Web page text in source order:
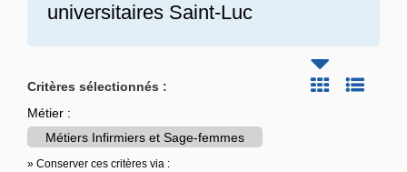
universitaires Saint-Luc
Critères sélectionnés :
Métier :
Métiers Infirmiers et Sage-femmes
» Conserver ces critères via :